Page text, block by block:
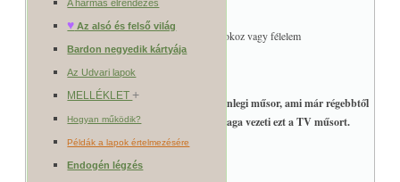
A hármas elrendezés
♥ Az alsó és felső világ
Bardon negyedik kártyája
Az Udvari lapok
MELLÉKLET+
Hogyan működik?
Példák a lapok értelmezésére
Endogén légzés
8 - külső segítség
9 - ami ellenünk van, gátol minket, gondot okoz vagy félelem
10 - megoldás
1. Siker: Mennyire lesz sikeres a jelenlegi műsor, ami már régebbtől
megy a tévében ? A kérdező saját maga vezeti ezt a TV műsort.